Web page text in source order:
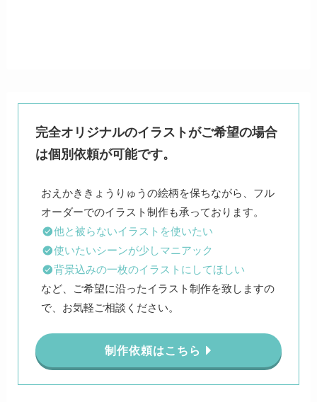
完全オリジナルのイラストがご希望の場合
は個別依頼が可能です。
おえかききょうりゅうの絵柄を保ちながら、フル
他と被らないイラストを使いたい
使いたいシーンが少しマニアック
背景込みの一枚のイラストにしてほしい
など、ご希望に沿ったイラスト制作を致しますの
で、お気軽ご相談ください。
制作依頼はこちら